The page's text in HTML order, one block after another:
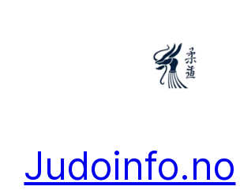
Judoinfo.no